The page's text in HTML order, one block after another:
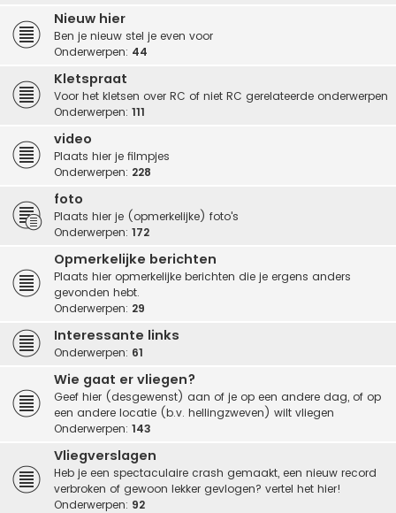
Nieuw hier
Ben je nieuw stel je even voor
Onderwerpen: 44
Kletspraat
Voor het kletsen over RC of niet RC gerelateerde onderwerpen
Onderwerpen: 111
video
Plaats hier je filmpjes
Onderwerpen: 228
foto
Plaats hier je (opmerkelijke) foto's
Onderwerpen: 172
Opmerkelijke berichten
Plaats hier opmerkelijke berichten die je ergens anders
gevonden hebt.
Onderwerpen: 29
Interessante links
Onderwerpen: 61
Wie gaat er vliegen?
Geef hier (desgewenst) aan of je op een andere dag, of op
een andere locatie (b.v. hellingzweven) wilt vliegen
Onderwerpen: 143
Vliegverslagen
Heb je een spectaculaire crash gemaakt, een nieuw record
verbroken of gewoon lekker gevlogen? vertel het hier!
Onderwerpen: 92